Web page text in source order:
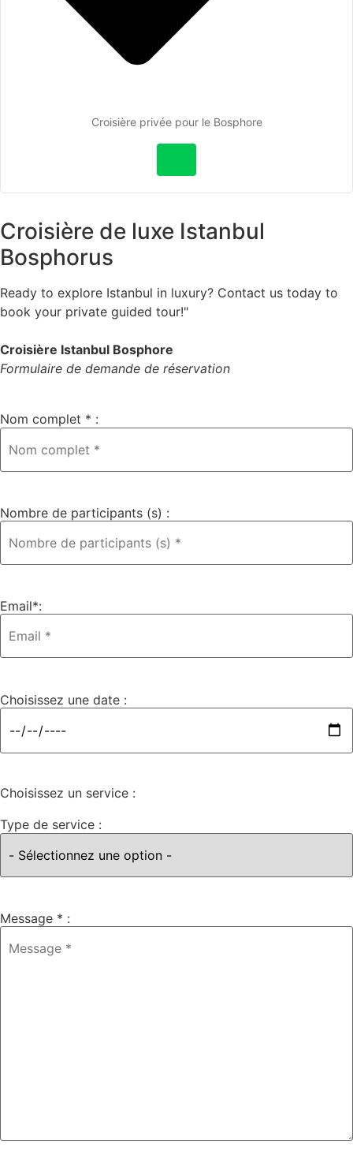
Croisière privée pour le Bosphore
Croisière de luxe Istanbul
Bosphorus
Ready to explore Istanbul in luxury? Contact us today to
book your private guided tour!"
Croisière Istanbul Bosphore
Formulaire de demande de réservation
Nom complet * :
Nombre de participants (s) :
Email*:
Choisissez une date :
Choisissez un service :
Type de service :
Message * :